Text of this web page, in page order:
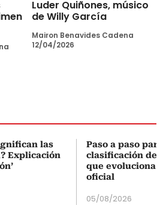
Luder Quiñones, músico
de Willy García
Mairon Benavides Cadena
12/04/2026
las
Explicación
Paso a paso
clasificación del
que evoluciona
oficial
05/08/2026